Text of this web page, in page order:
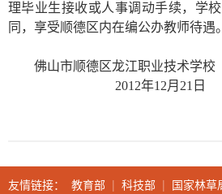
理毕业生接收或人事调动手续，学
同，享受顺德区内在编公办教师待遇。
佛山市顺德区龙江职业技术学校
2012年12月21日
友情链接： 教育部 | 科技部 | 国家林草